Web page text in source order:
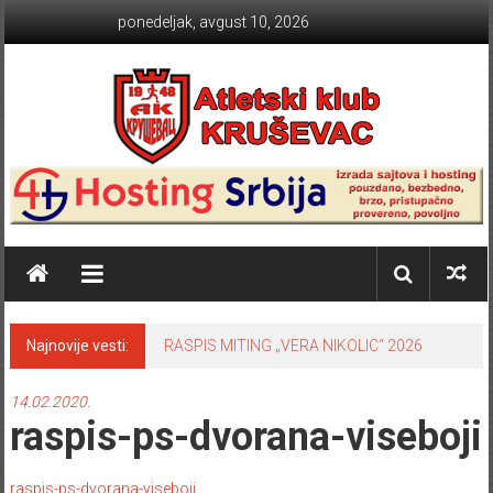
ponedeljak, avgust 10, 2026
Atletski klub KRUŠEVAC
Najnovije vesti: RASPIS MITING „VERA NIKOLIC“ 2026
14.02.2020.
raspis-ps-dvorana-viseboji
raspis-ps-dvorana-viseboji